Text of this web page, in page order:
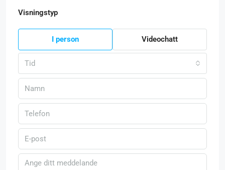
Visningstyp
I person Videochatt
Tid